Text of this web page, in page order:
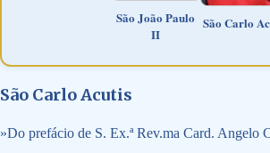
São João Paulo
II
São Carlo
São Carlo Acutis
»Do prefácio de S. Ex.ª Rev.ma Card. Angelo